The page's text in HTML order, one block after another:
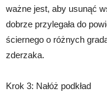
ważne jest, aby usunąć
dobrze przylegała do
ściernego o różnych
zderzaka.
Krok 3: Nałóż podkład